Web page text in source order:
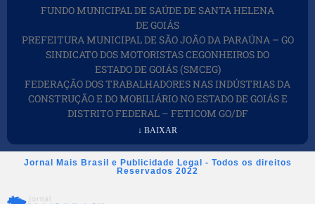
FUNDO MUNICIPAL DE SAÚDE DE SANTA HELENA
DE GOIÁS
PREFEITURA MUNICIPAL DE SÃO JOÃO DA PARAÚNA – GO
SINDICATO DOS MOTORISTAS CEGONHEIROS DO
ESTADO DE GOIÁS (SMCEG)
FEDERAÇÃO DOS TRABALHADORES NAS INDÚSTRIAS DA
CONSTRUÇÃO E DO MOBILIÁRIO NO ESTADO DE GOIÁS E
DISTRITO FEDERAL – FETICOM GO/DF
↓ BAIXAR
Jornal Mais Brasil e Publicidade Legal - Todos os direitos
Reservados 2022